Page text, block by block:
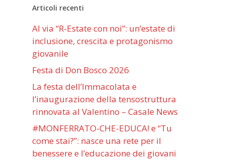
Articoli recenti
Al via “R-Estate con noi”: un’estate di
inclusione, crescita e protagonismo
giovanile
Festa di Don Bosco 2026
La festa dell’Immacolata e
l’inaugurazione della tensostruttura
rinnovata al Valentino – Casale News
#MONFERRATO-CHE-EDUCA! e “Tu
come stai?”: nasce una rete per il
benessere e l’educazione dei giovani